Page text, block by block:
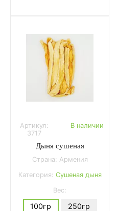
Артикул:
3717
В наличии
Дыня сушеная
Страна: Армения
Категория: Сушеная дыня
Вес:
100гр
250гр